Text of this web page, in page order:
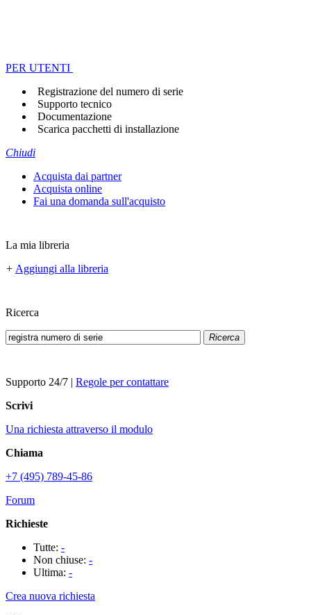
PER UTENTI
Registrazione del numero di serie
Supporto tecnico
Documentazione
Scarica pacchetti di installazione
Chiudi
Acquista dai partner
Acquista online
Fai una domanda sull'acquisto
La mia libreria
+ Aggiungi alla libreria
Ricerca
Ricerca
Supporto 24/7 | Regole per contattare
Scrivi
Una richiesta attraverso il modulo
Chiama
+7 (495) 789-45-86
Forum
Richieste
Tutte: -
Non chiuse: -
Ultima: -
Crea nuova richiesta